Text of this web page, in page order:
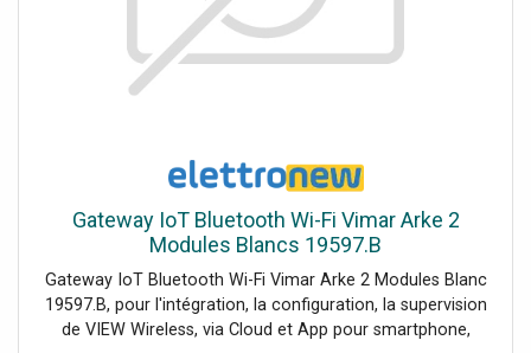
Gateway IoT Bluetooth Wi-Fi Vimar Arke 2
Modules Blancs 19597.B
Gateway IoT Bluetooth Wi-Fi Vimar Arke 2 Modules Blanc
19597.B, pour l'intégration, la configuration, la supervision
de VIEW Wireless, via Cloud et App pour smartphone,